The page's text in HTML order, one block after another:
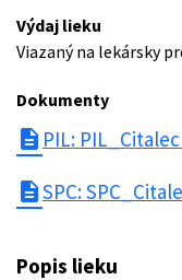
Výdaj lieku
Viazaný na lekársky
Dokumenty
description PIL:
descriptionSPC:
Popis lieku